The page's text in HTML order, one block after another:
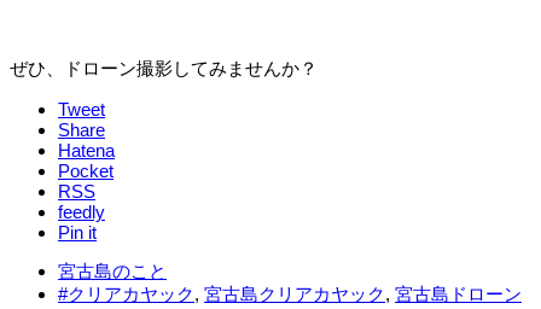
ぜひ、ドローン撮影してみませんか？
Tweet
Share
Hatena
Pocket
RSS
feedly
Pin it
宮古島のこと
#クリアカヤック, 宮古島クリアカヤック, 宮古島ドローン